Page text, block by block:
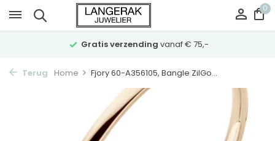
0
Gratis verzending vanaf € 75,-
Terug Home Fjory 60-A356105, Bangle ZilGo...